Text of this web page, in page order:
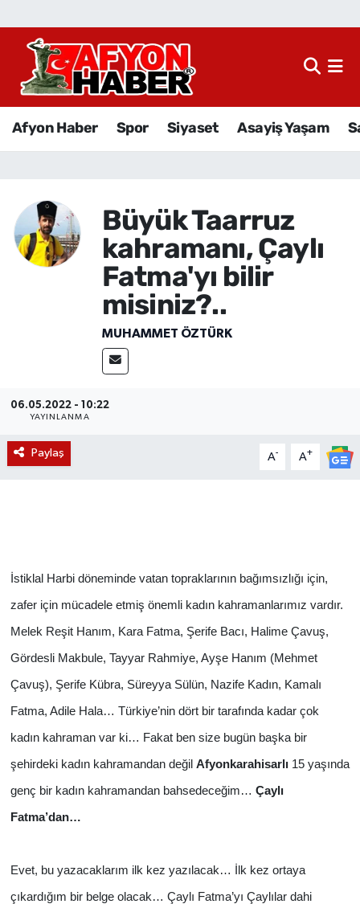
Afyon Haber Spor Siyaset Asayiş Yaşam
Büyük Taarruz
kahramanı, Çaylı
Fatma'yı bilir
misiniz?..
MUHAMMET ÖZTÜRK
06.05.2022 - 10:22
YAYINLANMA
Paylaş A- A+
İstiklal Harbi döneminde vatan topraklarının bağımsızlığı için,
zafer için mücadele etmiş önemli kadın kahramanlarımız vardır.
Melek Reşit Hanım, Kara Fatma, Şerife Bacı, Halime Çavuş,
Gördesli Makbule, Tayyar Rahmiye, Ayşe Hanım (Mehmet
Çavuş), Şerife Kübra, Süreyya Sülün, Nazife Kadın, Kamalı
Fatma, Adile Hala… Türkiye’nin dört bir tarafında kadar çok
kadın kahraman var ki… Fakat ben size bugün başka bir
şehirdeki kadın kahramandan değil Afyonkarahisarlı15 yaşında
genç bir kadın kahramandan bahsedeceğim… Çaylı
Fatma’dan…
Evet, bu yazacaklarım ilk kez yazılacak… İlk kez ortaya
çıkardığım bir belge olacak… Çaylı Fatma’yı Çaylılar dahi
Afyon Haber
Sağlık
Eğitim
Sivil Toplum